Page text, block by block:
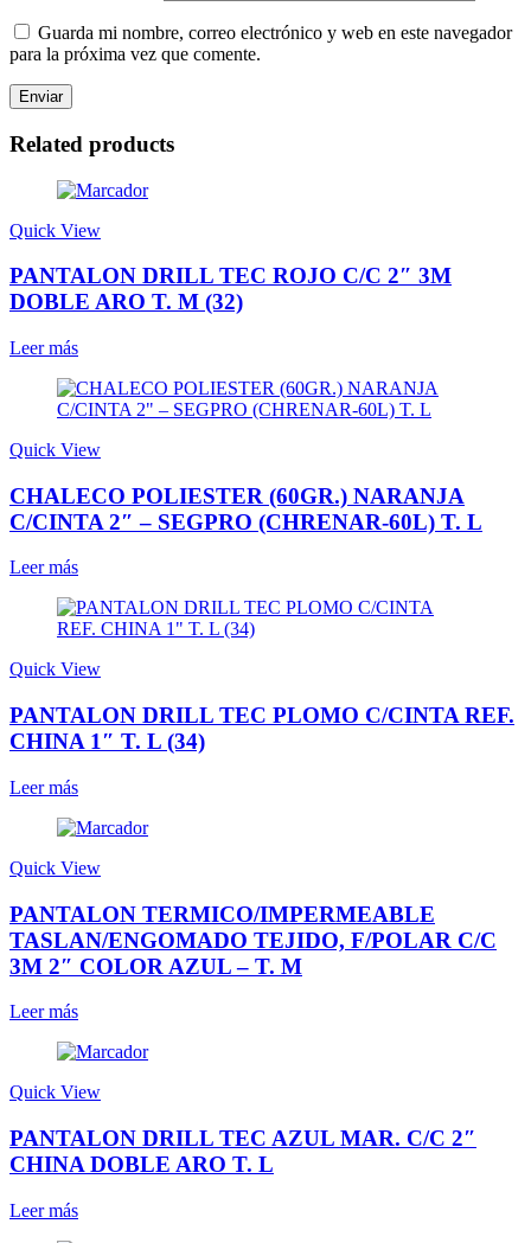
Guarda mi nombre, correo electrónico y web en este navegador
para la próxima vez que comente.
Related products
Quick View
PANTALON DRILL TEC ROJO C/C 2″ 3M
DOBLE ARO T. M (32)
Leer más
Quick View
CHALECO POLIESTER (60GR.) NARANJA
C/CINTA 2″ – SEGPRO (CHRENAR-60L) T. L
Leer más
Quick View
PANTALON DRILL TEC PLOMO C/CINTA REF.
CHINA 1″ T. L (34)
Leer más
Quick View
PANTALON TERMICO/IMPERMEABLE
TASLAN/ENGOMADO TEJIDO, F/POLAR C/C
3M 2″ COLOR AZUL – T. M
Leer más
Quick View
PANTALON DRILL TEC AZUL MAR. C/C 2″
CHINA DOBLE ARO T. L
Leer más